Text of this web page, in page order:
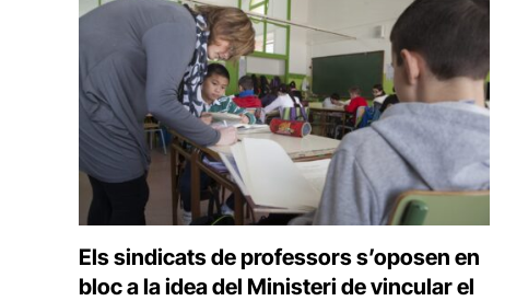
Els sindicats de professors s’oposen en
bloc a la idea del Ministeri de vincular el